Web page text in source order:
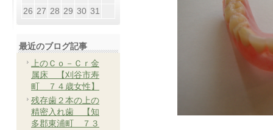
26 27 28 29 30 31
最近のブログ記事
上のＣｏ－Ｃｒ金
属床 【刈谷市寿
町 ７４歳女性】
残存歯２本の上の
精密入れ歯 【知
多郡東浦町 ７３